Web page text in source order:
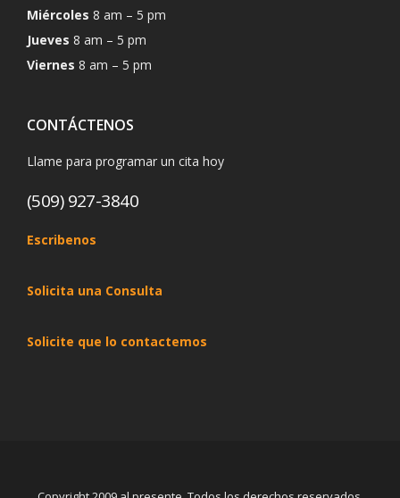
Miércoles 8 am – 5 pm
Jueves 8 am – 5 pm
Viernes 8 am – 5 pm
CONTÁCTENOS
Llame para programar un cita hoy
(509) 927-3840
Escribenos
Solicita una Consulta
Solicite que lo contactemos